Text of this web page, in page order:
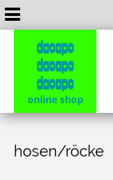
dacapo
dacapo
dacapo
online shop
hosen/röcke